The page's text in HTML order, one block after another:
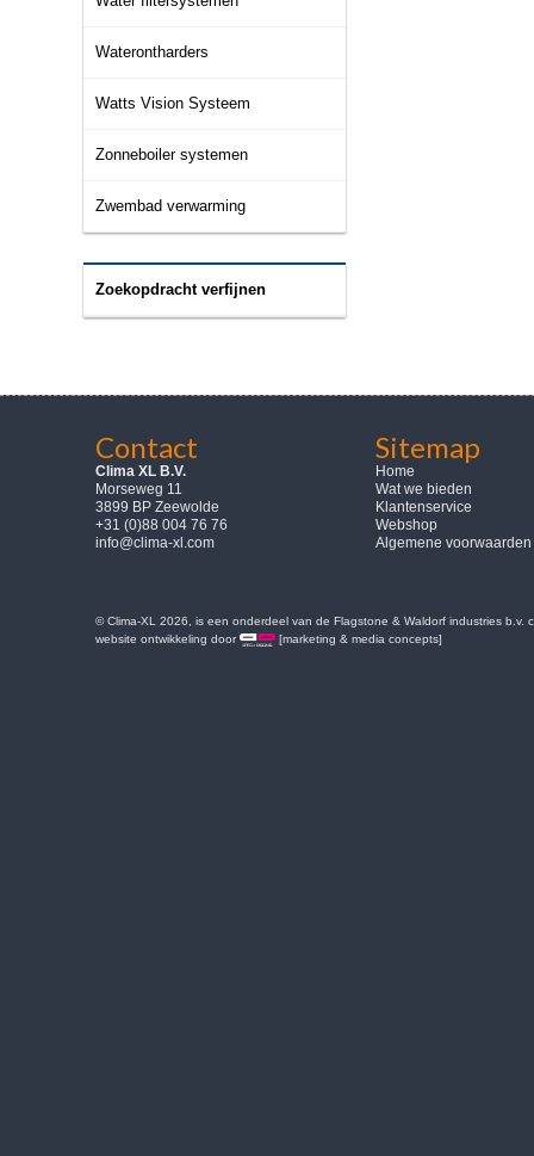
Waterontharders
Watts Vision Systeem
Zonneboiler systemen
Zwembad verwarming
Zoekopdracht verfijnen
Contact
Clima XL B.V.
Morseweg 11
3899 BP Zeewolde
+31 (0)88 004 76 76
info@clima-xl.com
Sitemap
Home
Wat we bieden
Klantenservice
Webshop
Algemene voorwaarden
© Clima-XL 2026, is een onderdeel van de Flagstone & Waldorf industries b.v.
website ontwikkeling door
[marketing & media concepts]